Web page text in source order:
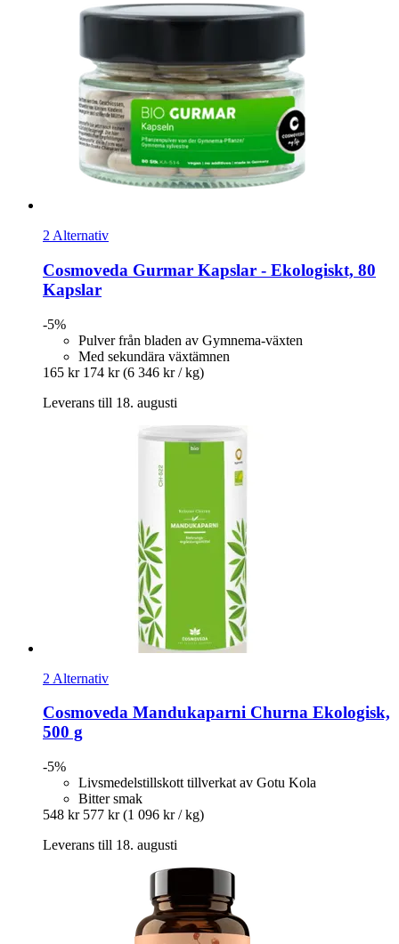
2 Alternativ
Cosmoveda Gurmar Kapslar -​ Ekologiskt, 80
Kapslar
-5%
Pulver från bladen av Gymnema-växten
Med sekundära växtämnen
165 kr 174 kr (6 346 kr / kg)
Leverans till 18. augusti
2 Alternativ
Cosmoveda Mandukaparni Churna Ekologisk,
500 g
-5%
Livsmedelstillskott tillverkat av Gotu Kola
Bitter smak
548 kr 577 kr (1 096 kr / kg)
Leverans till 18. augusti